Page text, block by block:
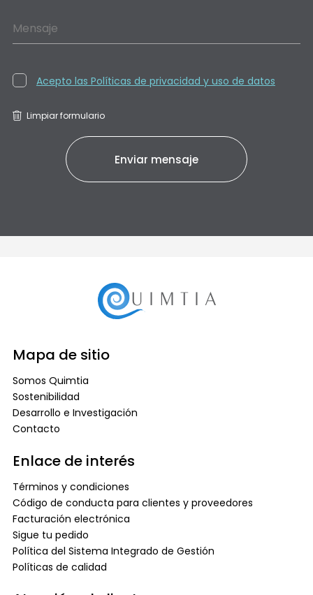
Mensaje
Acepto las Políticas de privacidad y uso de datos
Limpiar formulario
Mapa de sitio
Somos Quimtia
Sostenibilidad
Desarrollo e Investigación
Contacto
Enlace de interés
Términos y condiciones
Código de conducta para clientes y proveedores
Facturación electrónica
Sigue tu pedido
Política del Sistema Integrado de Gestión
Políticas de calidad